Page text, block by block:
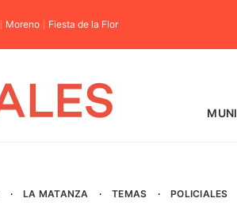
Moreno Fiesta de la Flor
· LA MATANZA · TEMAS · POLICIALES